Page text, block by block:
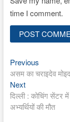
time I comment.
Post
PreviousPrevious
post:
असम का चराइदेव
NextNext
post:
दिल्ली : कोचिंग सेंटर में
अभ्यर्थियों की मौत